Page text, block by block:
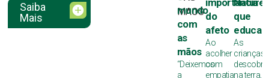
Saiba
Mais
mundo
com
as
mãos
“Deixemos
a
do
afeto
Ao
acolher
com
empatia,
que
educa
As
crianças
na terra,